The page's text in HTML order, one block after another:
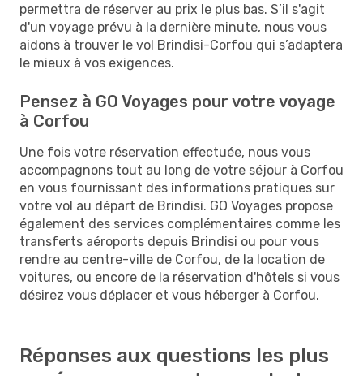
permettra de réserver au prix le plus bas. S’il s'agit
d'un voyage prévu à la dernière minute, nous vous
aidons à trouver le vol Brindisi-Corfou qui s’adaptera
le mieux à vos exigences.
Pensez à GO Voyages pour votre voyage
à Corfou
Une fois votre réservation effectuée, nous vous
accompagnons tout au long de votre séjour à Corfou
en vous fournissant des informations pratiques sur
votre vol au départ de Brindisi. GO Voyages propose
également des services complémentaires comme les
transferts aéroports depuis Brindisi ou pour vous
rendre au centre-ville de Corfou, de la location de
voitures, ou encore de la réservation d'hôtels si vous
désirez vous déplacer et vous héberger à Corfou.
Réponses aux questions les plus